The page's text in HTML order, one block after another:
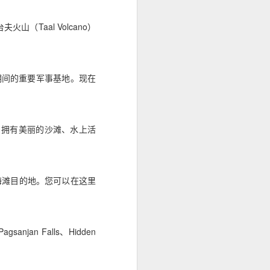
火山（Taal Volcano）
的重要军事基地。现在
有美丽的沙滩、水上活
目的地。您可以在这里
Falls、Hidden